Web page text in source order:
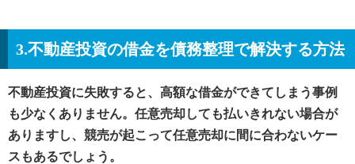
3.不動産投資の借金を債務整理で解決する方法
不動産投資に失敗すると、高額な借金ができてしまう事例
も少なくありません。任意売却しても払いきれない場合が
ありますし、競売が起こって任意売却に間に合わないケー
スもあるでしょう。